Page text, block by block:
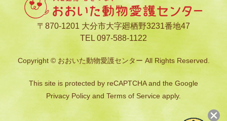
〒870-1201 大分市大字廻栖野3231番地47
TEL 097-588-1122
Copyright © おおいた動物愛護センター All Rights Reserved.
This site is protected by reCAPTCHA and the Google
Privacy Policyand Terms of Service apply.